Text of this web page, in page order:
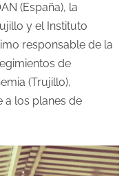
(España), la
y el Instituto
responsable de la
de
(Trujillo),
los planes de